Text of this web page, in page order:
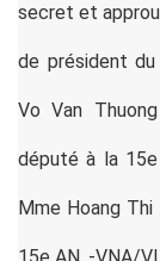
secret et
de président
Vo Van
député à la
Mme Hoang